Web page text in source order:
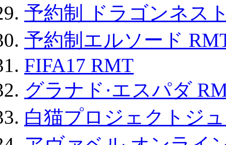
予約制 ドラゴンネス
予約制エルソード
FIFA17 RMT
グラナド·エスパダ
白猫プロジェクトジ